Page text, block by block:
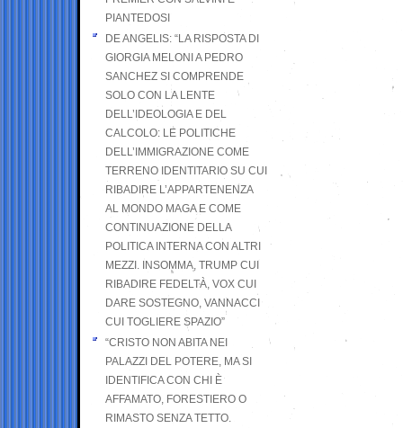
PIANTEDOSI
DE ANGELIS: “LA RISPOSTA DI
GIORGIA MELONI A PEDRO
SANCHEZ SI COMPRENDE
SOLO CON LA LENTE
DELL’IDEOLOGIA E DEL
CALCOLO: LE POLITICHE
DELL’IMMIGRAZIONE COME
TERRENO IDENTITARIO SU CUI
RIBADIRE L’APPARTENENZA
AL MONDO MAGA E COME
CONTINUAZIONE DELLA
POLITICA INTERNA CON ALTRI
MEZZI. INSOMMA, TRUMP CUI
RIBADIRE FEDELTÀ, VOX CUI
DARE SOSTEGNO, VANNACCI
CUI TOGLIERE SPAZIO”
“CRISTO NON ABITA NEI
PALAZZI DEL POTERE, MA SI
IDENTIFICA CON CHI È
AFFAMATO, FORESTIERO O
RIMASTO SENZA TETTO.